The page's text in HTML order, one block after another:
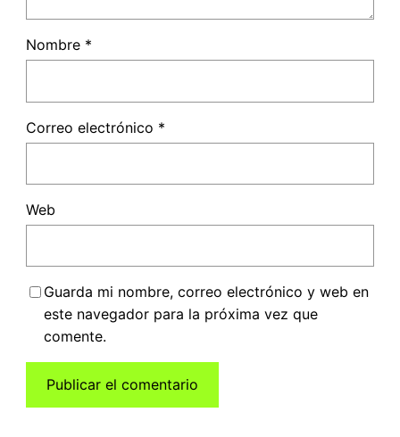
Nombre *
Correo electrónico *
Web
Guarda mi nombre, correo electrónico y web en
este navegador para la próxima vez que
comente.